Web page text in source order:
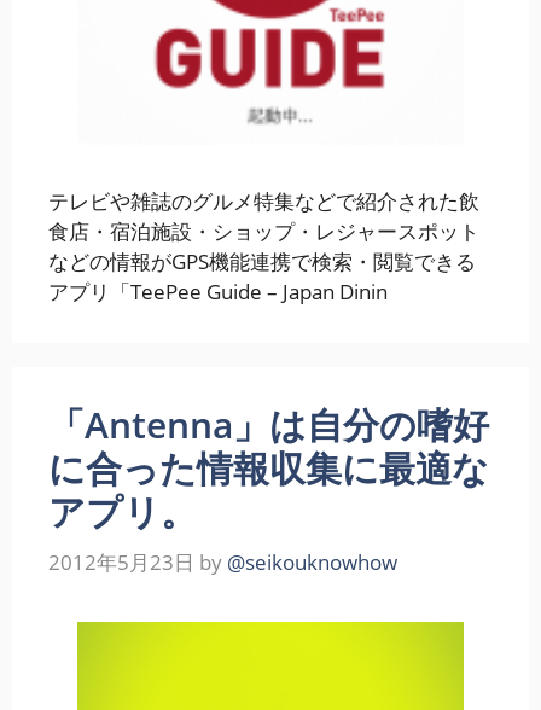
テレビや雑誌のグルメ特集などで紹介された飲
食店・宿泊施設・ショップ・レジャースポット
などの情報がGPS機能連携で検索・閲覧できる
アプリ「TeePee Guide – Japan Dinin
「Antenna」は自分の嗜好
に合った情報収集に最適な
アプリ。
2012年5月23日 by @seikouknowhow